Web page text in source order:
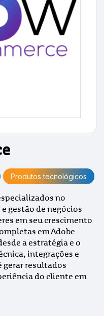
Produtos tecnológicos
no
gestão de negócios
em seu crescimento
em Adobe
a estratégia e o
integrações e
gerar resultados
do cliente em